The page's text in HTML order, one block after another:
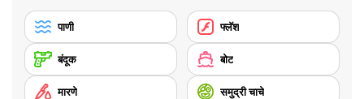
पाणी फ्लॅश
बंदूक बोट
मारणे समुद्री चाचे